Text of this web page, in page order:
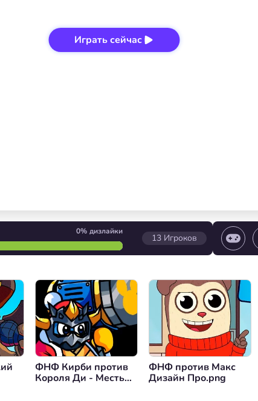
Играть сейчас
0% дизлайки
13 Игроков
игры/ Остановить игру/ Выбор уровня
Вернуться назад
ФНФ Кирби против
Короля Ди - Месть
ФНФ против Макс
Дизайн Про.png